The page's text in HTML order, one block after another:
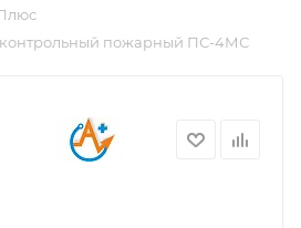
пожарный ПС-4МС